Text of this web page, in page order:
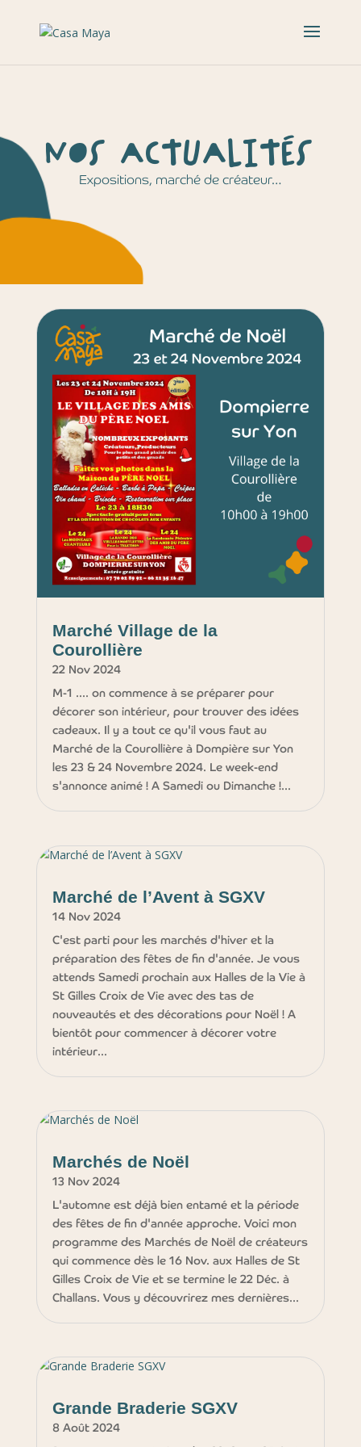
NOS ACTUALITÉS
Expositions, marché de créateur…
Marché Village de la
Courollière
22 Nov 2024
M-1 .... on commence à se préparer pour
décorer son intérieur, pour trouver des idées
cadeaux. Il y a tout ce qu'il vous faut au
Marché de la Courollière à Dompière sur Yon
les 23 & 24 Novembre 2024. Le week-end
s'annonce animé ! A Samedi ou Dimanche !...
Marché de l’Avent à SGXV
14 Nov 2024
C'est parti pour les marchés d'hiver et la
préparation des fêtes de fin d'année. Je vous
attends Samedi prochain aux Halles de la Vie à
St Gilles Croix de Vie avec des tas de
nouveautés et des décorations pour Noël ! A
bientôt pour commencer à décorer votre
intérieur...
Marchés de Noël
13 Nov 2024
L'automne est déjà bien entamé et la période
des fêtes de fin d'année approche. Voici mon
programme des Marchés de Noël de créateurs
qui commence dès le 16 Nov. aux Halles de St
Gilles Croix de Vie et se termine le 22 Déc. à
Challans. Vous y découvrirez mes dernières...
Grande Braderie SGXV
8 Août 2024